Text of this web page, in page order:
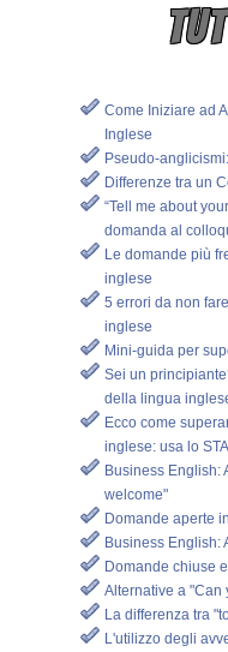
Come Iniziare ad
Inglese
Pseudo-
Differenze tra un
“Tell me about
domanda al
Le domande più
inglese
5 errori da non
inglese
Mini-guida per
Sei un
della lingua
Ecco come
inglese: usa lo
Business English:
welcome"
Domande aperte
Business English:
Domande chiuse
Alternative a "Can
La differenza tra
L'utilizzo degli